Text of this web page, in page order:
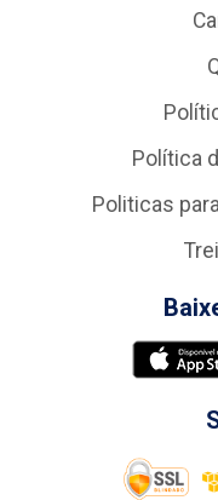
Política
Politicas